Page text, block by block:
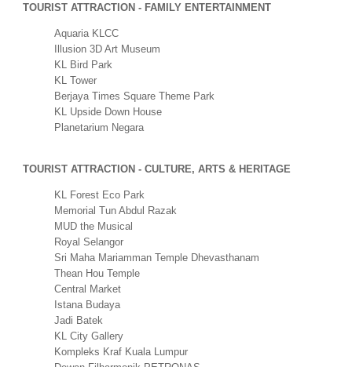
TOURIST ATTRACTION - FAMILY ENTERTAINMENT
Aquaria KLCC
Illusion 3D Art Museum
KL Bird Park
KL Tower
Berjaya Times Square Theme Park
KL Upside Down House
Planetarium Negara
TOURIST ATTRACTION - CULTURE, ARTS & HERITAGE
KL Forest Eco Park
Memorial Tun Abdul Razak
MUD the Musical
Royal Selangor
Sri Maha Mariamman Temple Dhevasthanam
Thean Hou Temple
Central Market
Istana Budaya
Jadi Batek
KL City Gallery
Kompleks Kraf Kuala Lumpur